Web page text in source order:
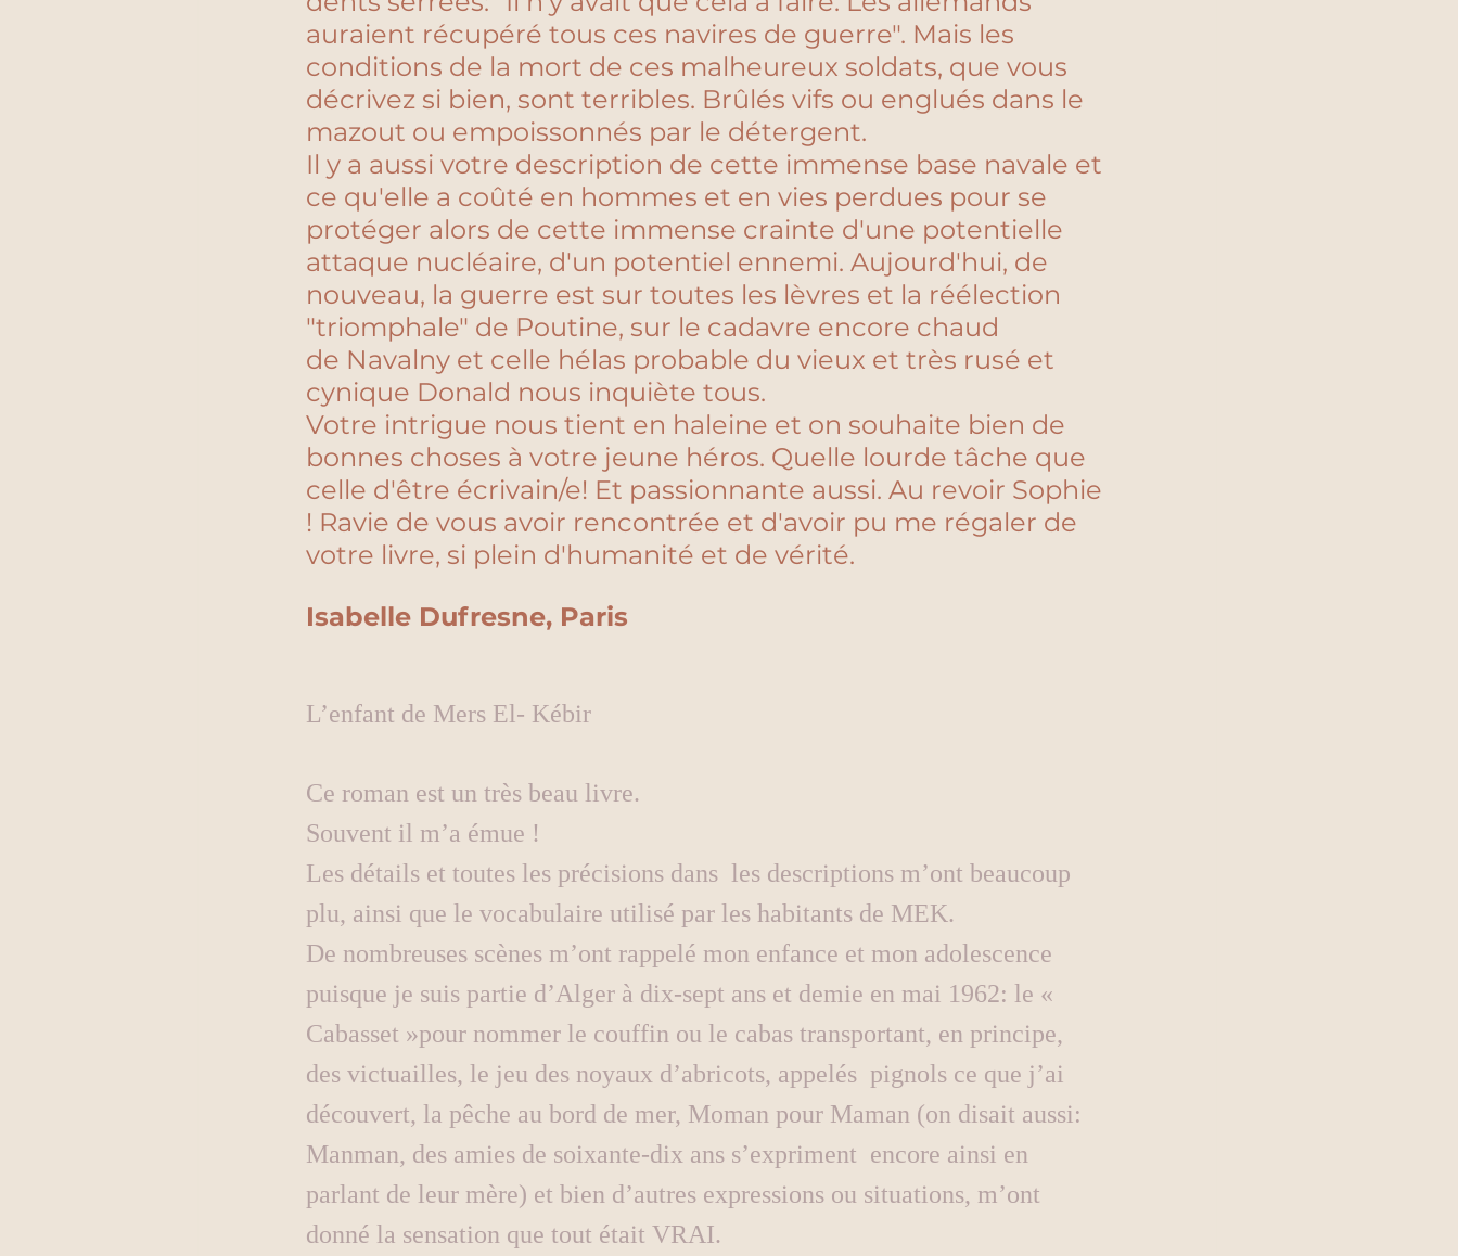
auraient récupéré tous ces navires de guerre". Mais les
conditions de la mort de ces malheureux soldats, que vous
décrivez si bien, sont terribles. Brûlés vifs ou englués dans le
mazout ou empoissonnés par le détergent.
Il y a aussi votre description de cette immense base navale et
ce qu'elle a coûté en hommes et en vies perdues pour se
protéger alors de cette immense crainte d'une potentielle
attaque nucléaire, d'un potentiel ennemi. Aujourd'hui, de
nouveau, la guerre est sur toutes les lèvres et la réélection
"triomphale" de Poutine, sur le cadavre encore chaud
de Navalny et celle hélas probable du vieux et très rusé et
cynique Donald nous inquiète tous.
Votre intrigue nous tient en haleine et on souhaite bien de
bonnes choses à votre jeune héros. Quelle lourde tâche que
celle d'être écrivain/e! Et passionnante aussi. Au revoir Sophie
! Ravie de vous avoir rencontrée et d'avoir pu me régaler de
votre livre, si plein d'humanité et de vérité.
Isabelle Dufresne, Paris
L’enfant de Mers El- Kébir
Ce roman est un très beau livre.
Souvent il m’a émue !
Les détails et toutes les précisions dans  les descriptions m’ont beaucoup
plu, ainsi que le vocabulaire utilisé par les habitants de MEK.
De nombreuses scènes m’ont rappelé mon enfance et mon adolescence
puisque je suis partie d’Alger à dix-sept ans et demie en mai 1962: le «
Cabasset »pour nommer le couffin ou le cabas transportant, en principe,
des victuailles, le jeu des noyaux d’abricots, appelés  pignols ce que j’ai
découvert, la pêche au bord de mer, Moman pour Maman (on disait aussi:
Manman, des amies de soixante-dix ans s’expriment  encore ainsi en
parlant de leur mère) et bien d’autres expressions ou situations, m’ont
donné la sensation que tout était VRAI.